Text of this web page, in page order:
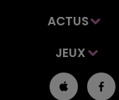
ACTUS
JEUX